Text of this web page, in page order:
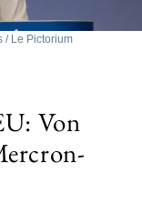
/ Le Pictorium
Von